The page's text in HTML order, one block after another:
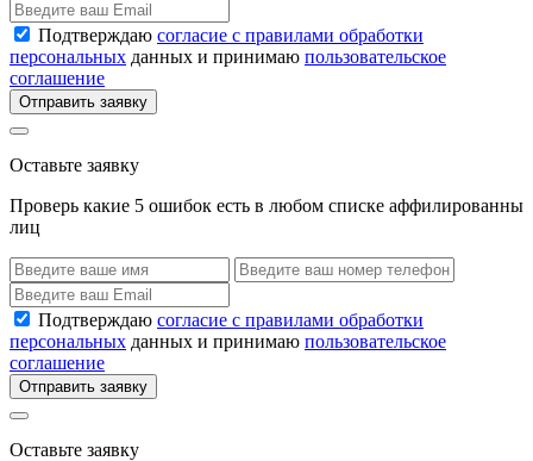
Подтверждаю согласие с правилами обработки
персональных данных и принимаю пользовательское
соглашение
Отправить заявку
Оставьте заявку
Проверь какие 5 ошибок есть в любом списке аффилированны
лиц
Подтверждаю согласие с правилами обработки
персональных данных и принимаю пользовательское
соглашение
Отправить заявку
Оставьте заявку